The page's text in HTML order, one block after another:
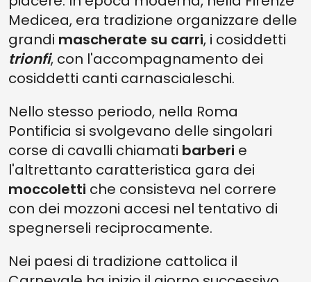
Medicea, era tradizione organizzare delle
grandi mascherate su carri, i cosiddetti
trionfi, con l'accompagnamento dei
cosiddetti canti carnascialeschi.
Nello stesso periodo, nella Roma
Pontificia si svolgevano delle singolari
corse di cavalli chiamati barberi e
l'altrettanto caratteristica gara dei
moccoletti che consisteva nel correre
con dei mozzoni accesi nel tentativo di
spegnerseli reciprocamente.
Nei paesi di tradizione cattolica il